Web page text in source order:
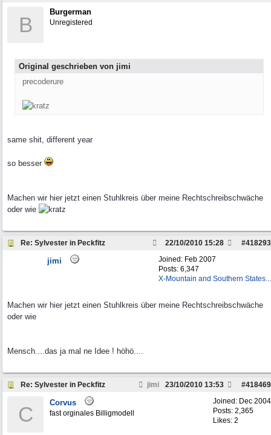
B
Burgerman
Unregistered
Original geschrieben von jimi
precoderure
same shit, different year
so besser
Machen wir hier jetzt einen Stuhlkreis über meine Rechtschreibschwäche
oder wie
Re: Sylvester in Peckfitz #418293
22/10/2010 15:28
Joined: Feb 2007
Posts: 6,347
X-Mountain and Southern States...
jimi
Machen wir hier jetzt einen Stuhlkreis über meine Rechtschreibschwäche
oder wie
Mensch....das ja mal ne Idee ! höhö....
Re: Sylvester in Peckfitz jimi #418469
23/10/2010 13:53
Joined: Dec 2004
Posts: 2,365
Likes: 2
C Corvus
fast orginales Billigmodell